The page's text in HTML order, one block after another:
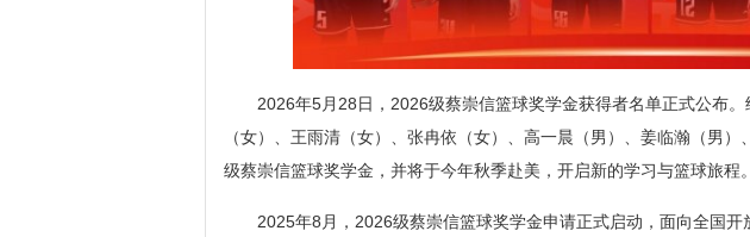
2026年5月28日，2026级蔡崇信篮球奖学金获得者名单正式公布
（女）、王雨清（女）、张冉依（女）、高一晨（男）、姜临瀚（男
级蔡崇信篮球奖学金，并将于今年秋季赴美，开启新的学习与篮球旅程。
2025年8月，2026级蔡崇信篮球奖学金申请正式启动，面向全国